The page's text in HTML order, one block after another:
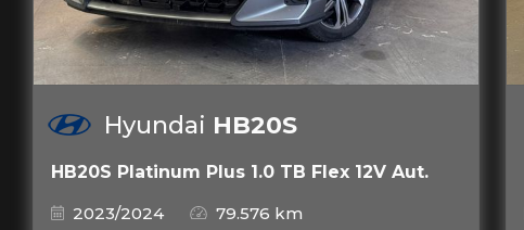
Hyundai HB20S
HB20S Platinum Plus 1.0 TB Flex 12V Aut.
2023/2024
79.576 km